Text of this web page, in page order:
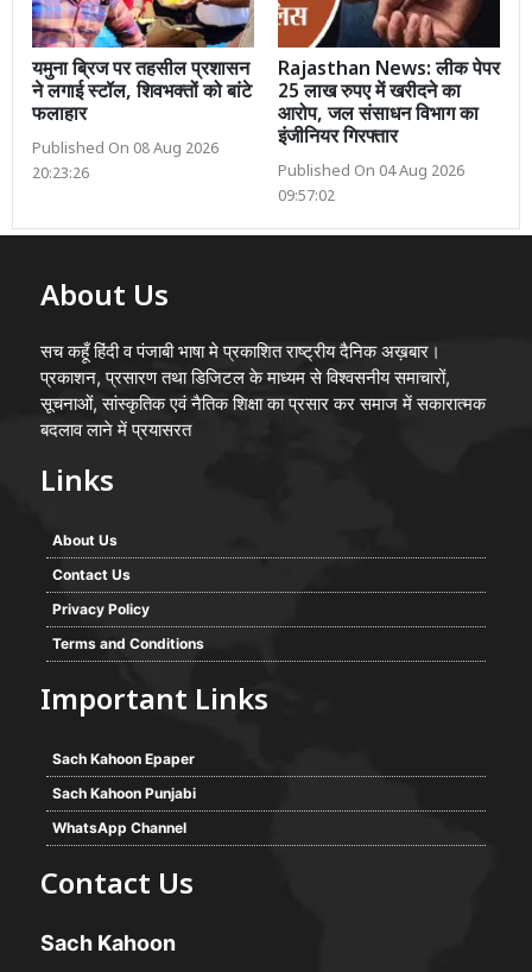
यमुना ब्रिज पर तहसील प्रशासन
ने लगाई स्टॉल, शिवभक्तों को बांटे
फलाहार
Published On 08 Aug 2026
20:23:26
Rajasthan News: लीक पेपर
25 लाख रुपए में खरीदने का
आरोप, जल संसाधन विभाग का
इंजीनियर गिरफ्तार
Published On 04 Aug 2026
09:57:02
About Us
सच कहूँ हिंदी व पंजाबी भाषा मे प्रकाशित राष्ट्रीय दैनिक अख़बार।
प्रकाशन, प्रसारण तथा डिजिटल के माध्यम से विश्वसनीय समाचारों,
सूचनाओं, सांस्कृतिक एवं नैतिक शिक्षा का प्रसार कर समाज में सकारात्मक
बदलाव लाने में प्रयासरत
Links
About Us
Contact Us
Privacy Policy
Terms and Conditions
Important Links
Sach Kahoon Epaper
Sach Kahoon Punjabi
WhatsApp Channel
Contact Us
Sach Kahoon